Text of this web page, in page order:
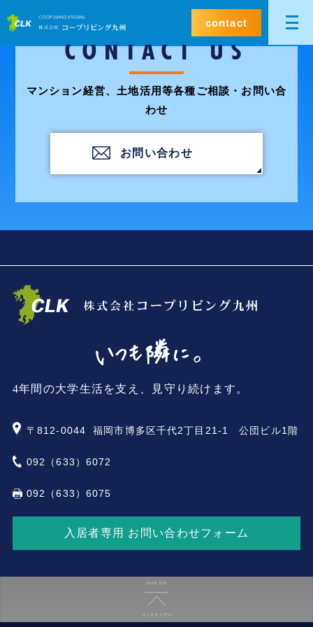
contact
CONTACT US
マンション経営、土地活用等各種ご相談・お問い合
わせ
お問い合わせ
4年間の大学生活を支え、見守り続けます。
〒812-0044 福岡市博多区千代2丁目21-1 公団ビル1階
092（633）6072
092（633）6075
入居者専用 お問い合わせフォーム